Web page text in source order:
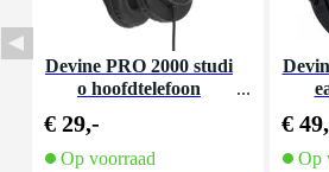
Devine PRO 2000 studi
o hoofdtelefoon
€ 29,-
Op voorraad
€
Op